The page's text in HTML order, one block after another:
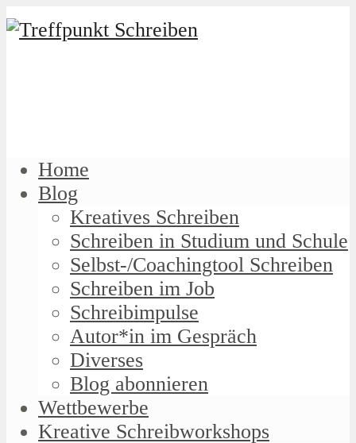
Home
Blog
Kreatives Schreiben
Schreiben in Studium und Schule
Selbst-/Coachingtool Schreiben
Schreiben im Job
Schreibimpulse
Autor*in im Gespräch
Diverses
Blog abonnieren
Wettbewerbe
Kreative Schreibworkshops